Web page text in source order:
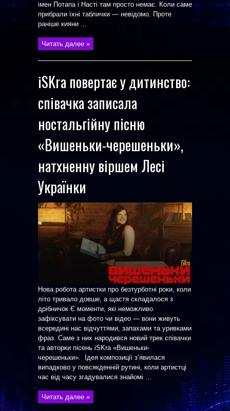
імен Потапа і Насті там просто немає. Коли саме
прибрали їхні таблички — невідомо. Проте
раніше кияни ...
Читать далее »
iSKra повертає у дитинство:
співачка записала
ностальгійну пісню
«Вишеньки-черешеньки»,
натхненну віршем Лесі
Українки
Нова робота артистки про безтурботні роки, коли
літо тривало довше, а щастя складалося з
дрібничок Є моменти, які неможливо
зафіксувати на фото чи відео — вони живуть
всередині нас відчуттями, запахами та уривками
фраз. Саме з них народився новий трек співачки
та авторки пісень iSKra «Вишеньки-
черешеньки». Ідея композиції з’явилася
випадково у повсякденній рутині, коли артистці
час від часу згадувалися знайомі ...
Читать далее »